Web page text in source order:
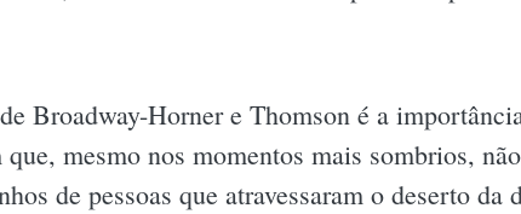
Broadway-Horner e Thomson é a
mesmo nos momentos mais sombrios,
de pessoas que atravessaram o deserto da